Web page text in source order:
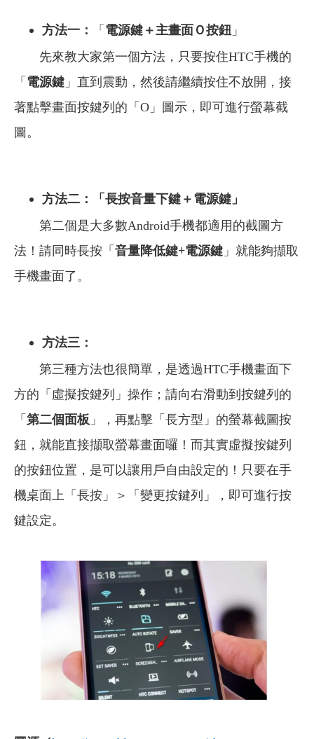
方法一： 「 電源鍵＋主畫面Ｏ按鈕 」
先來教大家第一個方法，只要按住HTC手機的
「 電源鍵 」直到震動，然後請繼續按住不放開，接
著點擊畫面按鍵列的「O」圖示，即可進行螢幕截
圖。
方法二：「長按音量下鍵＋電源鍵」
第二個是大多數Android手機都適用的截圖方
法！請同時長按「 音量降低鍵+電源鍵 」就能夠擷取
手機畫面了。
方法三：
第三種方法也很簡單，是透過HTC手機畫面下
方的「虛擬按鍵列」操作；請向右滑動到按鍵列的
「 第二個面板 」，再點擊「長方型」的螢幕截圖按
鈕，就能直接擷取螢幕畫面囉！而其實虛擬按鍵列
的按鈕位置，是可以讓用戶自由設定的！只要在手
機桌面上「長按」＞「變更按鍵列」，即可進行按
鍵設定。